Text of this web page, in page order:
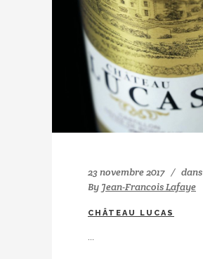
23 novembre 2017
dans
By Jean-Francois Lafaye
CHÂTEAU LUCAS